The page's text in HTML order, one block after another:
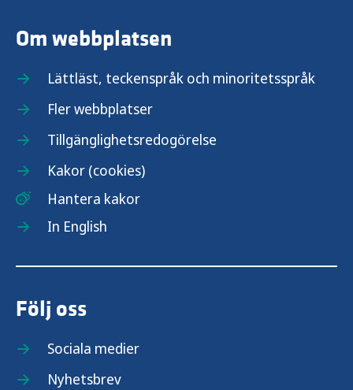
Om webbplatsen
Lättläst, teckenspråk och minoritetsspråk
Fler webbplatser
Tillgänglighetsredogörelse
Kakor (cookies)
Hantera kakor
In English
Följ oss
Sociala medier
Nyhetsbrev